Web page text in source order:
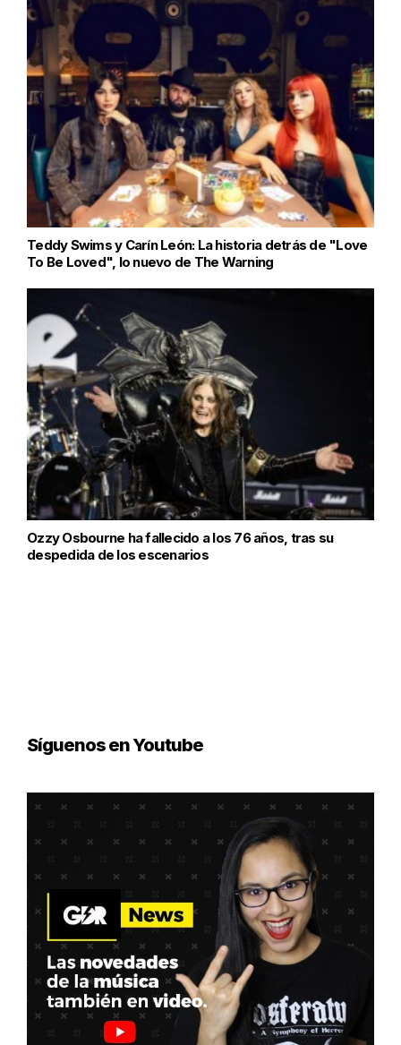
Teddy Swims y Carín León: La historia detrás de "Love
To Be Loved", lo nuevo de The Warning
Ozzy Osbourne ha fallecido a los 76 años, tras su
despedida de los escenarios
Síguenos en Youtube